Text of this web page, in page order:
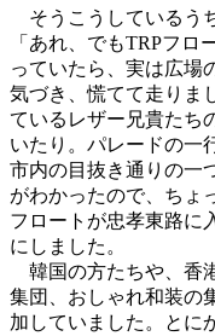
そうこうしているう
「あれ、でもTRPフ
っていたら、実は広場
気づき、慌てて走りま
ているレザー兄貴たち
いたり。パレードの一
市内の目抜き通りの一
がわかったので、ちょ
フロートが忠孝東路に
にしました。
韓国の方たちや、香
集団、おしゃれ和装の
加していました。とに